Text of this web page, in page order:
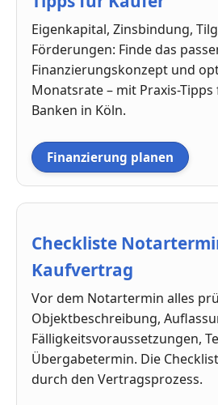
Eigenkapital, Zinsbindung,
Förderungen: Finde das
Finanzierungskonzept und
Monatsrate – mit Praxis-
Banken in Köln.
Finanzierung planen
Checkliste
Kaufvertrag
Vor dem Notartermin alles
Objektbeschreibung,
Fälligkeitsvoraussetzungen,
Übergabetermin. Die
durch den Vertragsprozess.